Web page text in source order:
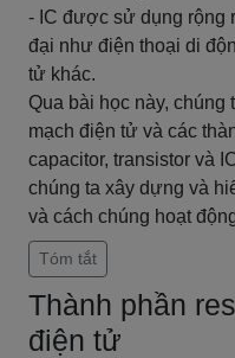
- IC được sử dụng rộng
đại như điện thoại di
tử khác.
Qua bài học này, chúng
mạch điện tử và các
capacitor, transistor và
chúng ta xây dựng và
và cách chúng hoạt
Tóm tắt
Thành phần
điện tử